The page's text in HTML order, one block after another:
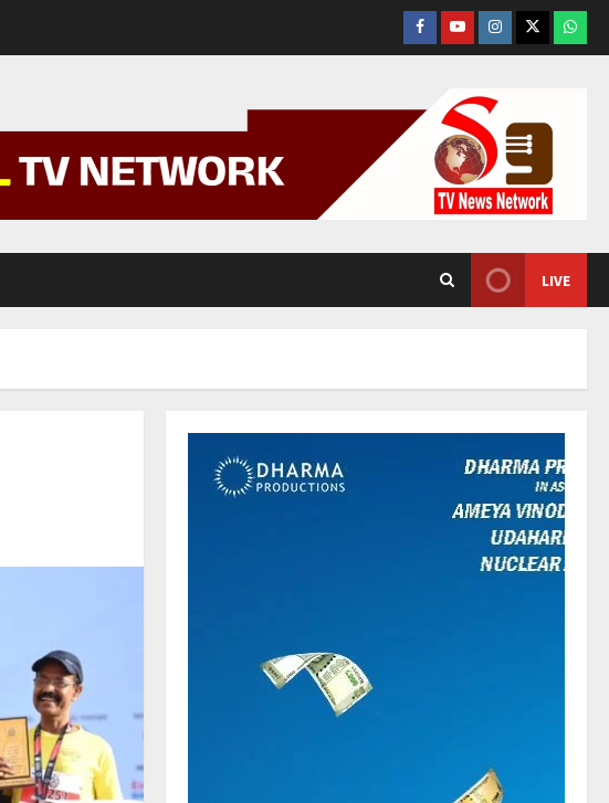
Facebook
YouTubeInstagram
Tweeter
App.
LIVE